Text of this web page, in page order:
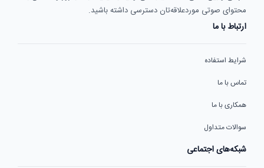
محتوای صوتی موردعلاقه‌تان دسترسی داشته باشید.
ارتباط با ما
شرایط استفاده
تماس با ما
همکاری با ما
سوالات متداول
شبکه‌های اجتماعی